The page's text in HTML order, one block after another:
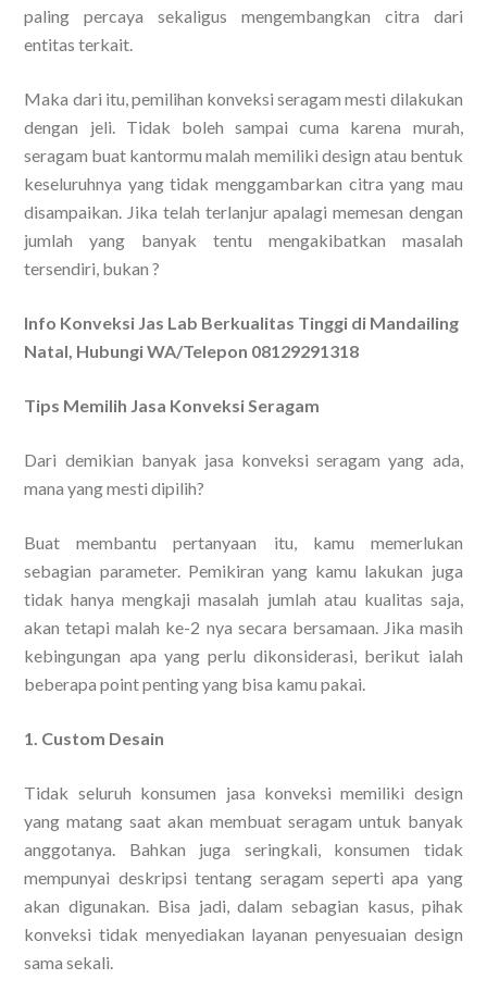
paling percaya sekaligus mengembangkan citra dari
entitas terkait.
Maka dari itu, pemilihan konveksi seragam mesti dilakukan
dengan jeli. Tidak boleh sampai cuma karena murah,
seragam buat kantormu malah memiliki design atau bentuk
keseluruhnya yang tidak menggambarkan citra yang mau
disampaikan. Jika telah terlanjur apalagi memesan dengan
jumlah yang banyak tentu mengakibatkan masalah
tersendiri, bukan ?
Info Konveksi Jas Lab Berkualitas Tinggi di Mandailing
Natal, Hubungi WA/Telepon 08129291318
Tips Memilih Jasa Konveksi Seragam
Dari demikian banyak jasa konveksi seragam yang ada,
mana yang mesti dipilih?
Buat membantu pertanyaan itu, kamu memerlukan
sebagian parameter. Pemikiran yang kamu lakukan juga
tidak hanya mengkaji masalah jumlah atau kualitas saja,
akan tetapi malah ke-2 nya secara bersamaan. Jika masih
kebingungan apa yang perlu dikonsiderasi, berikut ialah
beberapa point penting yang bisa kamu pakai.
1. Custom Desain
Tidak seluruh konsumen jasa konveksi memiliki design
yang matang saat akan membuat seragam untuk banyak
anggotanya. Bahkan juga seringkali, konsumen tidak
mempunyai deskripsi tentang seragam seperti apa yang
akan digunakan. Bisa jadi, dalam sebagian kasus, pihak
konveksi tidak menyediakan layanan penyesuaian design
sama sekali.